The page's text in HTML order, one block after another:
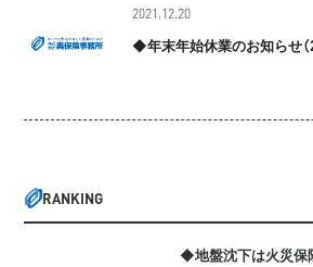
2021.12.20
◆年末年始休業のお知らせ
RANKING
◆地盤沈下は火災保